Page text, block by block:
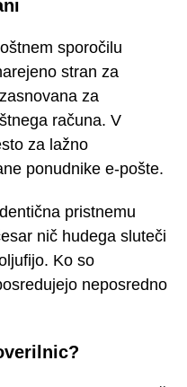
sporočilu
stran za
za
računa. V
za lažno
ponudnike e-pošte.
pristnemu
nič hudega sluteči
Ko so
neposredno